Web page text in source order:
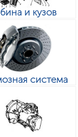
и кузов
система